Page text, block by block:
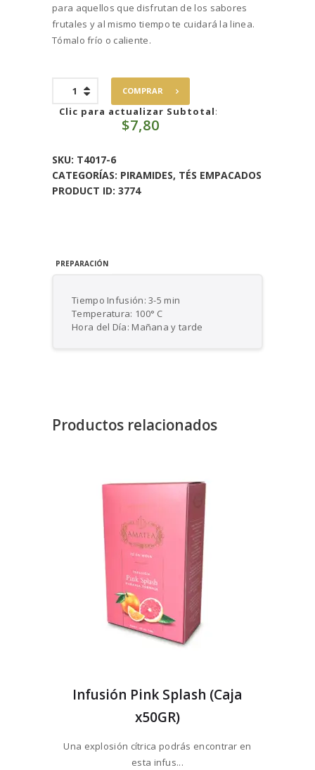
para aquellos que disfrutan de los sabores
frutales y al mismo tiempo te cuidará la linea.
Tómalo frío o caliente.
Fresa
Pirámides)
cantidad
COMPRAR
Clic para actualizar Subtotal:
$7,80
SKU: T4017-6
CATEGORÍAS: PIRAMIDES, TÉS EMPACADOS
PRODUCT ID: 3774
PREPARACIÓN
Tiempo Infusión: 3-5 min
Temperatura: 100° C
Hora del Día: Mañana y tarde
Productos relacionados
Infusión Pink Splash (Caja
x50GR)
Una explosión cítrica podrás encontrar en
esta infus...